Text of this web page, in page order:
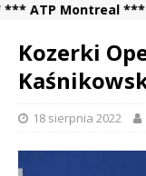
Montreal ***
Kozerki
18 sierpnia 2022